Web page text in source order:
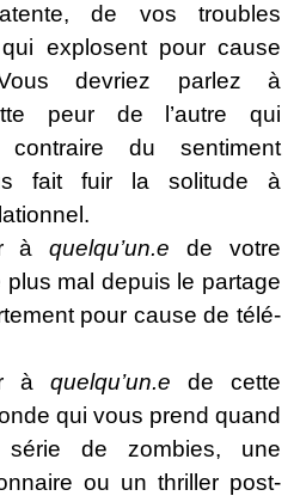
de vos troubles
explosent pour cause
devriez parlez à
peur de l’autre qui
du sentiment
fait fuir la solitude à
àquelqu’un.e de votre
mal depuis le partage
pour cause de télé-
à quelqu’un.e de cette
qui vous prend quand
de zombies, une
ou un thriller post-